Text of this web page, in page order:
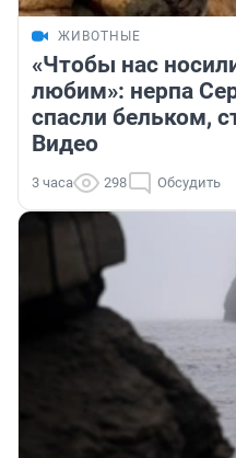
ЖИВОТНЫЕ
«Чтобы нас
любим»: нерпа
спасли бельком,
Видео
3 часа 298 Обсудить